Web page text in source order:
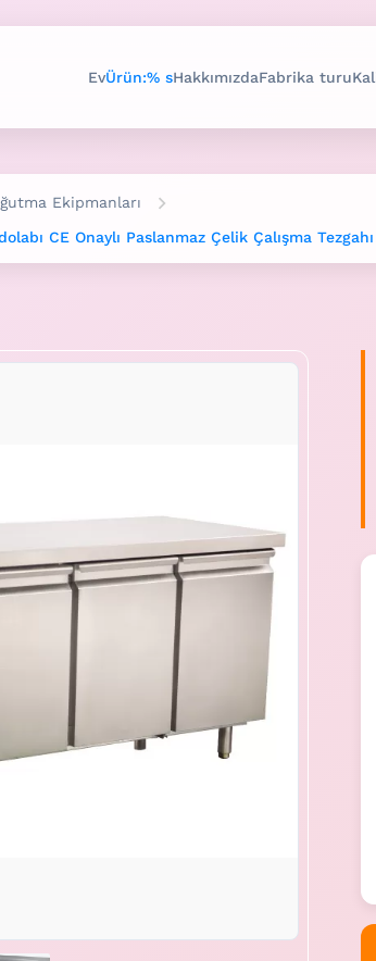
EvÜrün:% sHakkımızdaFabrika turu
Ekipmanları
CE Onaylı Paslanmaz Çelik Çalışma